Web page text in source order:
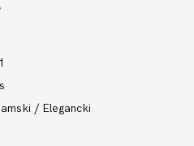
/ Elegancki